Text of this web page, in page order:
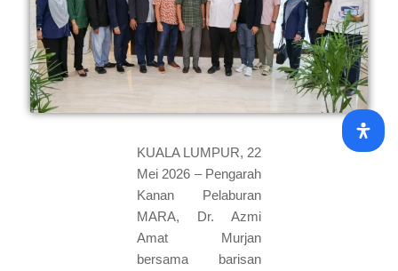
KUALA LUMPUR, 22
Mei 2026 – Pengarah
Kanan Pelaburan
MARA, Dr. Azmi
Amat Murjan
bersama barisan